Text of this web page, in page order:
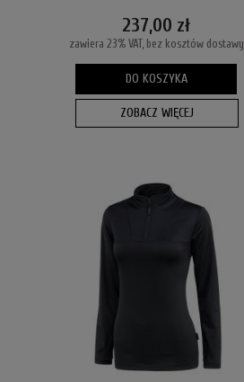
237,00 zł
zawiera 23% VAT, bez kosztów dostawy
DO KOSZYKA
ZOBACZ WIĘCEJ